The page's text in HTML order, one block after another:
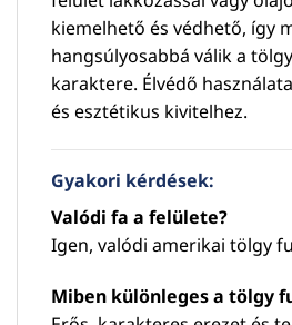
kiemelhető és védhető, így
hangsúlyosabbá válik a
karaktere. Élvédő
és esztétikus kivitelhez.
Gyakori kérdések:
Valódi fa a felülete?
Igen, valódi amerikai tölgy
Miben különleges a tölgy